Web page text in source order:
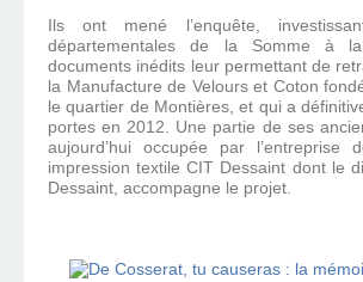
Ils ont mené l’enquête,
départementales de la Somme à
documents inédits leur permettant de
la Manufacture de Velours et Coton
le quartier de Montières, et qui a
portes en 2012. Une partie de ses
aujourd’hui occupée par l’entreprise
impression textile CIT Dessaint dont le
Dessaint, accompagne le projet.